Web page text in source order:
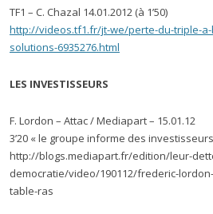
TF1 – C. Chazal 14.01.2012 (à 1’50)
http://videos.tf1.fr/jt-we/perte-du-triple-
solutions-6935276.html
LES INVESTISSEURS
F. Lordon – Attac / Mediapart – 15.01.12
3’20 « le groupe informe des
http://blogs.mediapart.fr/edition/leur-
democratie/video/190112/frederic-
table-ras